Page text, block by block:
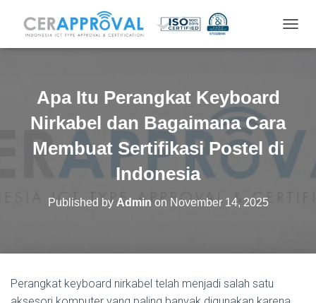
O
T
Apa Itu Perangkat Keyboard
Nirkabel dan Bagaimana Cara
Membuat Sertifikasi Postel di
Indonesia
Published by Admin on November 14, 2025
Perangkat keyboard nirkabel telah menjadi salah satu